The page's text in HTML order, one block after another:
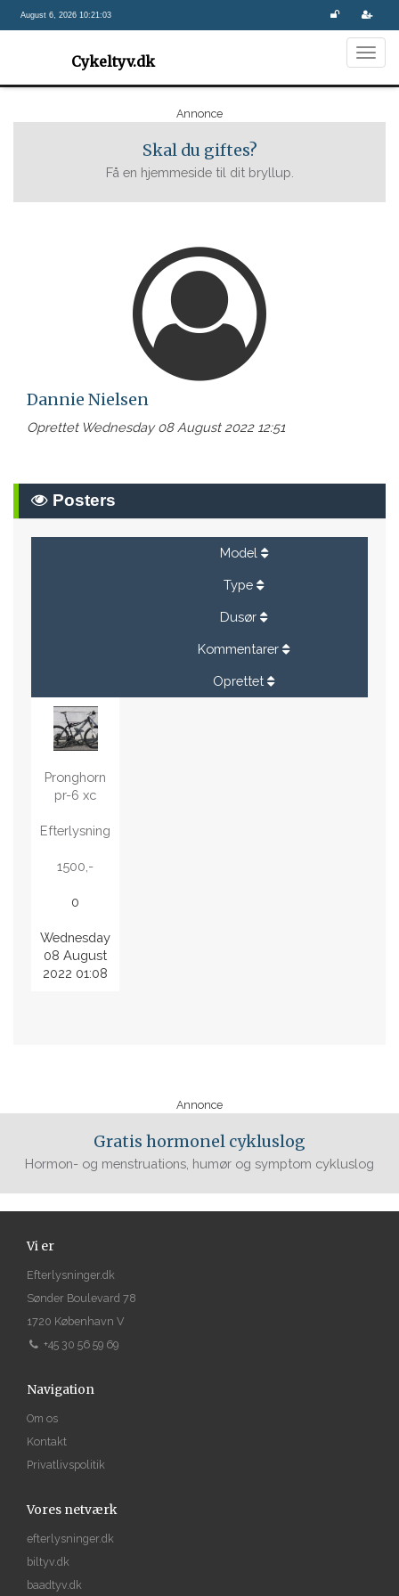
August 6, 2026 10:21:03
Cykeltyv.dk
Annonce
Skal du giftes?
Få en hjemmeside til dit bryllup.
Dannie Nielsen
Oprettet Wednesday 08 August 2022 12:51
Posters
Model
Type
Dusør
Kommentarer
Oprettet
Pronghorn
pr-6 xc
Efterlysning
1500,-
0
Wednesday
08 August
2022 01:08
Annonce
Gratis hormonel cykluslog
Hormon- og menstruations, humør og symptom cykluslog
Vi er
Efterlysninger.dk
Sønder Boulevard 78
1720 København V
+45 30 56 59 69
Navigation
Om os
Kontakt
Privatlivspolitik
Vores netværk
efterlysninger.dk
biltyv.dk
baadtyv.dk